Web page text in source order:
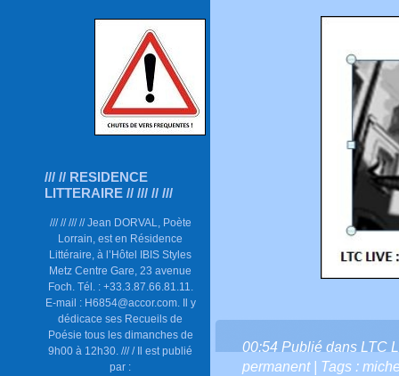
/// // RESIDENCE
LITTERAIRE // /// // ///
/// // /// // Jean DORVAL, Poète
Lorrain, est en Résidence
Littéraire, à l’Hôtel IBIS Styles
Metz Centre Gare, 23 avenue
Foch. Tél. : +33.3.87.66.81.11.
E-mail : H6854@accor.com. Il y
dédicace ses Recueils de
Poésie tous les dimanches de
9h00 à 12h30. /// / Il est publié
par :
00:54 Publié dans LTC
permanent| Tags :